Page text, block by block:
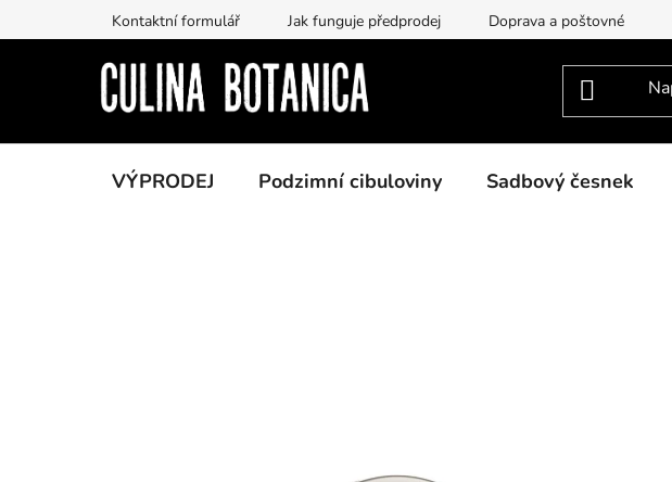
na
Kontaktní formulář Jak funguje předprodej Doprava a poštovné
VÝPRODEJ Podzimní cibuloviny Sadbový česnek